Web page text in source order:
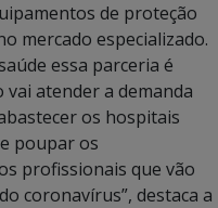
de proteção
mercado especializado.
essa parceria é
atender a demanda
os hospitais
poupar os
profissionais que vão
coronavírus”, destaca a